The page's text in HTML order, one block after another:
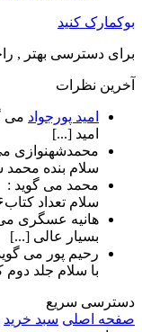
بوکمارک کنید
برای دسترسی بهتر ,
آخرین نظرات
امید پورجواد می
امید [...]
محمدشهنوازی
سلام بنده محمد
محمد می گوید :
سلام تعداد کتاب۶در سایت زیاد نیست [...]
هانیه عسگری
بسیار عالی [...]
رحیم پور می
با سلام جلد
دسترسی سریع
صفحه اصلی سبد خرید